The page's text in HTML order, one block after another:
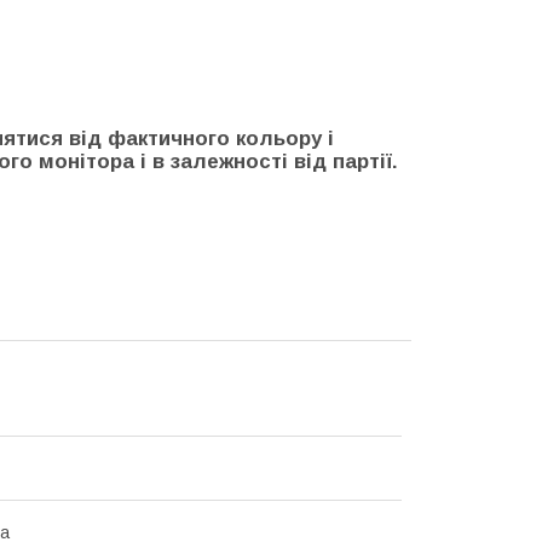
від фактичного кольору і
монітора і в залежності від партії.